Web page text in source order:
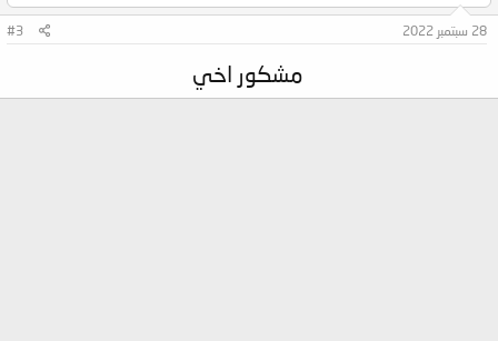
28 سبتمبر 2022 #3
مشكور اخي